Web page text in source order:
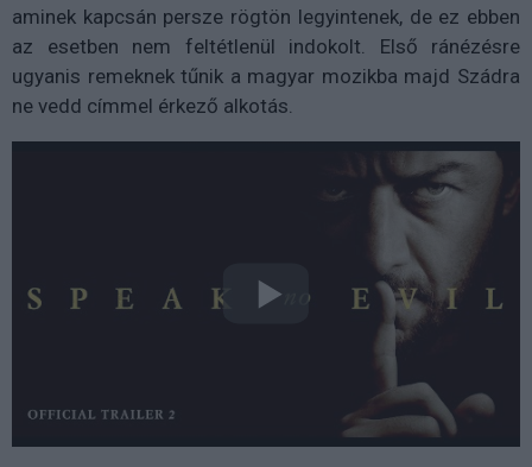
aminek kapcsán persze rögtön legyintenek, de ez ebben
az esetben nem feltétlenül indokolt. Első ránézésre
ugyanis remeknek tűnik a magyar mozikba majd Szádra
ne vedd címmel érkező alkotás.